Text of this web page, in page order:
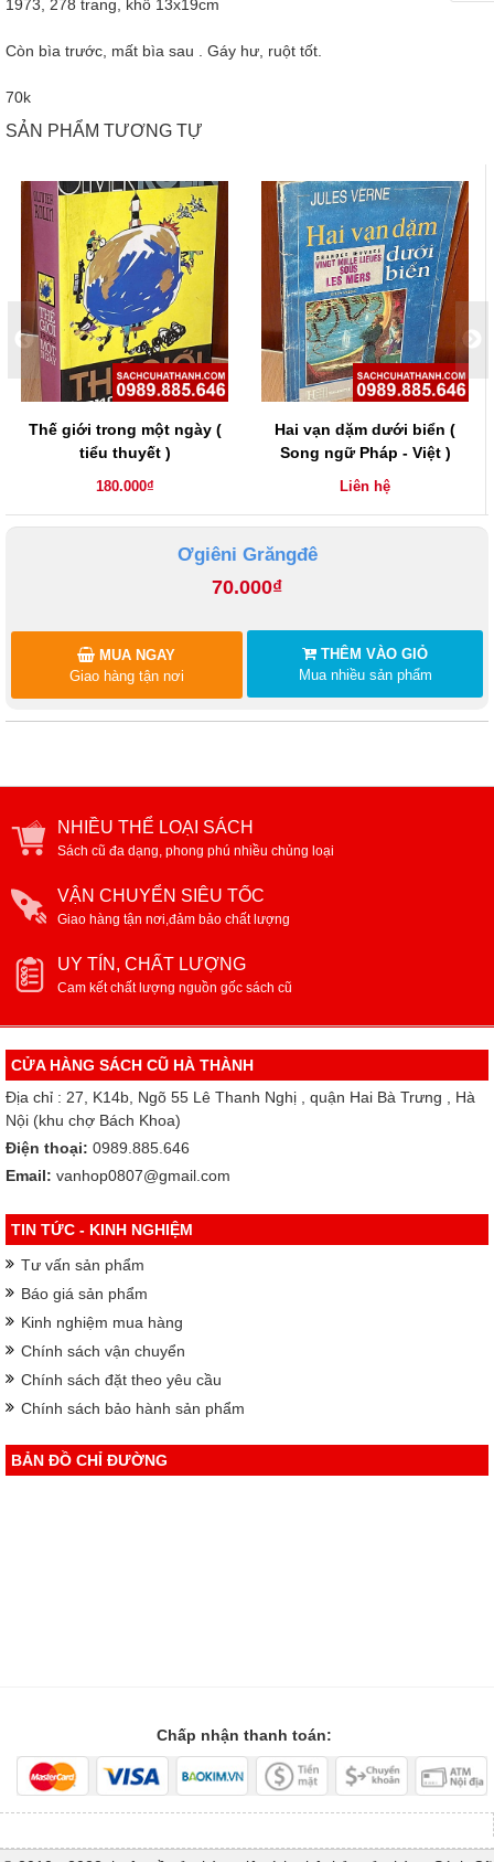
1973, 278 trang, khổ 13x19cm
Còn bìa trước, mất bìa sau . Gáy hư, ruột tốt.
70k
SẢN PHẨM TƯƠNG TỰ
Thế giới trong một ngày (
tiểu thuyết )
180.000₫
Hai vạn dặm dưới biển (
Song ngữ Pháp - Việt )
Liên hệ
Ơgiêni Grăngđê
70.000₫
THÊM VÀO GIỎ
Mua nhiều sản phẩm
MUA NGAY
Giao hàng tận nơi
NHIỀU THỂ LOẠI SÁCH
Sách cũ đa dạng, phong phú nhiều chủng loại
VẬN CHUYỂN SIÊU TỐC
Giao hàng tận nơi,đảm bảo chất lượng
UY TÍN, CHẤT LƯỢNG
Cam kết chất lượng nguồn gốc sách cũ
CỬA HÀNG SÁCH CŨ HÀ THÀNH
Địa chỉ : 27, K14b, Ngõ 55 Lê Thanh Nghị , quận Hai Bà Trưng , Hà
Nội (khu chợ Bách Khoa)
Điện thoại: 0989.885.646
Email: vanhop0807@gmail.com
TIN TỨC - KINH NGHIỆM
Tư vấn sản phẩm
Báo giá sản phẩm
Kinh nghiệm mua hàng
Chính sách vận chuyển
Chính sách đặt theo yêu cầu
Chính sách bảo hành sản phẩm
BẢN ĐỒ CHỈ ĐƯỜNG
Chấp nhận thanh toán: